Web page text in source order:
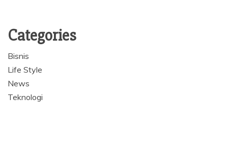
Categories
Bisnis
Life Style
News
Teknologi